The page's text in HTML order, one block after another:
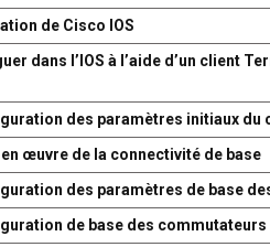
de Cisco IOS
dans l’IOS à l’aide d’un client
des paramètres initiaux du
œuvre de la connectivité de base
des paramètres de base
de base des